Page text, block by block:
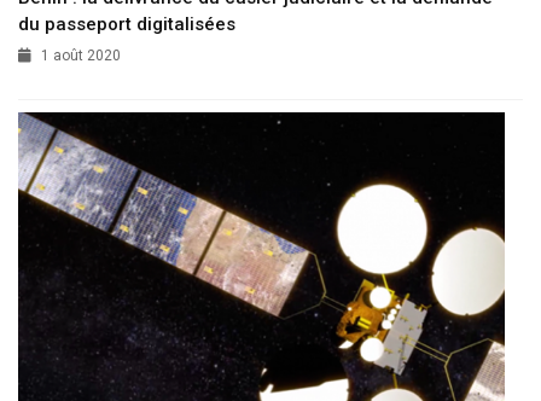
du passeport digitalisées
1 août 2020